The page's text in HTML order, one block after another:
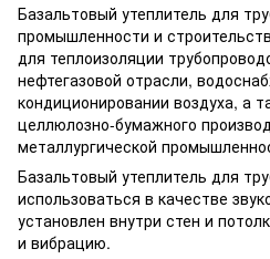
Базальтовый утеплитель для
промышленности и
для теплоизоляции
нефтегазовой отрасли,
кондиционировании воздуха, а
целлюлозно-бумажного
металлургической
Базальтовый утеплитель для
использоваться в качестве
установлен внутри стен и
и вибрацию.